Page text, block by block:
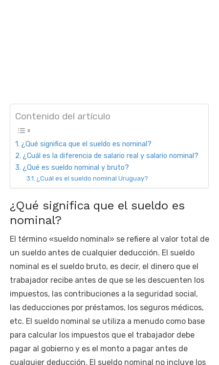
Contenido del artículo
¿Qué significa que el sueldo es nominal?
¿Cuál es la diferencia de salario real y salario nominal?
¿Qué es sueldo nominal y bruto?
¿Cuál es el sueldo nominal Uruguay?
¿Qué significa que el sueldo es
nominal?
El término «sueldo nominal» se refiere al valor total de
un sueldo antes de cualquier deducción. El sueldo
nominal es el sueldo bruto, es decir, el dinero que el
trabajador recibe antes de que se les descuenten los
impuestos, las contribuciones a la seguridad social,
las deducciones por préstamos, los seguros médicos,
etc. El sueldo nominal se utiliza a menudo como base
para calcular los impuestos que el trabajador debe
pagar al gobierno y es el monto a pagar antes de
cualquier deducción. El sueldo nominal no incluye los